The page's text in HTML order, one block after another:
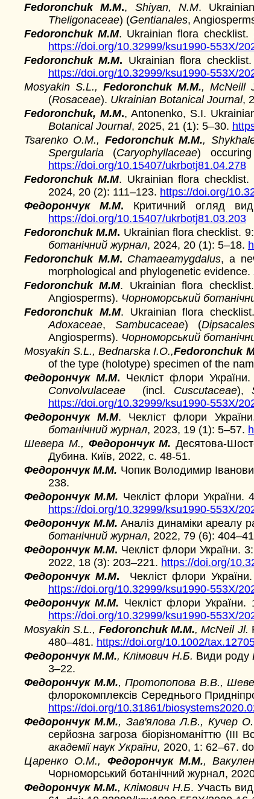
Fedoronchuk M.M., Shiyan, N.M.
Theligonaceae) (Gentianales,
Fedoronchuk M.M. Ukrainian flora checklist.
https://doi.org/10.32999/ksu1990-553X/
Fedoronchuk M.M. Ukrainian flora
https://doi.org/10.32999/ksu1990-553X/
Mosyakin S.L., Fedoronchuk M.M., McNeill
(Rosaceae). Ukrainian Botanical Journal,
Fedoronchuk, M.M., Antonenko, S.I.
Botanical Journal, 2025, 21 (1): 5–30.
Tsarenko O.M., Fedoronchuk M.M.,
Spergularia (Caryophyllaceae)
https://doi.org/10.15407/ukrbotj81.04.278
Fedoronchuk M.M. Ukrainian flora checklist.
2024, 20 (2): 111–123. https://doi.org/
Федорончук М.М. Критичний огляд
https://doi.org/10.15407/ukrbotj81.03.203
Fedoronchuk M.M. Ukrainian flora checklist.
ботанічний журнал, 2024, 20 (1): 5–18.
Fedoronchuk M.M. Chamaeamygdalus, a
morphological and phylogenetic evidence.
Fedoronchuk M.M. Ukrainian flora
Angiosperms). Чорноморський
Fedoronchuk M.M. Ukrainian flora
Adoxaceae, Sambucaceae) (Dipsacales
Angiosperms). Чорноморський
Mosyakin S.L., Bednarska I.O.,Fedoronchuk
of the type (holotype) specimen of the
Федорончук М.М. Чекліст флори
Convolvulaceae (incl. Cuscutaceae),
https://doi.org/10.32999/ksu1990-553X/
Федорончук М.М. Чекліст флори
ботанічний журнал, 2023, 19 (1): 5–57.
Шевера М., Федорончук М. Десятова-
Дубина. Київ, 2022, с. 48-51.
Федорончук М.М. Чопик Володимир
238.
Федорончук М.М. Чекліст флори України.
https://doi.org/10.32999/ksu1990-553X/
Федорончук М.М. Аналіз динаміки ареалу
ботанічний журнал, 2022, 79 (6):
Федорончук М.М. Чекліст флори України.
2022, 18 (3): 203–221. https://doi.org/
Федорончук М.М. Чекліст флори
https://doi.org/10.32999/ksu1990-553X/
Федорончук М.М. Чекліст флори
https://doi.org/10.32999/ksu1990-553X/
Mosyakin S.L., Fedoronchuk M.M., McNeil Jl.
480–481. https://doi.org/10.1002/
Федорончук М.М., Клімович Н.Б. Види роду
3–22.
Федорончук М.М., Протопопова В.В.,
флорокомплексів Середнього
https://doi.org/10.31861/
Федорончук М.М., Зав'ялова Л.В., Кучер
серйозна загроза біорізноманіттю (III
академії наук України, 2020, 1: 62–67.
Царенко О.М., Федорончук М.М.,
Чорноморський ботанічний журнал,
Федорончук М.М., Клімович Н.Б. Участь